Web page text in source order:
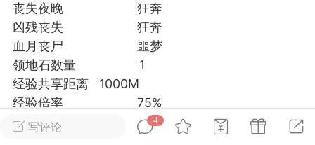
模组的发布行为：1. *...
汉
72 2.21w
大人
Lv.8
写评论
4
丧失夜晚 狂奔
凶残丧失 狂奔
血月丧尸 噩梦
领地石数量 1
经验共享距离 1000M
经验倍率 75%
每日任务限制 5